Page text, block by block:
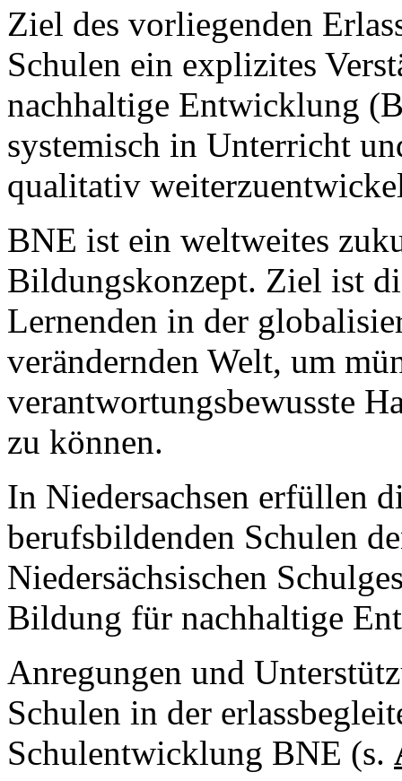
Ziel des vorliegenden
Schulen ein explizites
nachhaltige Entwicklung
systemisch in Unterricht
qualitativ
BNE ist ein weltweites
Bildungskonzept. Ziel ist
Lernenden in der
verändernden Welt, um
verantwortungsbewusste
zu können.
In Niedersachsen erfüllen
berufsbildenden Schulen
Niedersächsischen
Bildung für nachhaltige
Anregungen und
Schulen in der
Schulentwicklung BNE (s.